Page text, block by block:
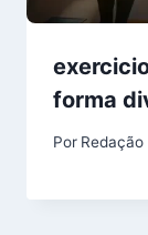
forma
Por Redação